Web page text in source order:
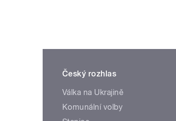
Český rozhlas
Válka na Ukrajině
Komunální volby